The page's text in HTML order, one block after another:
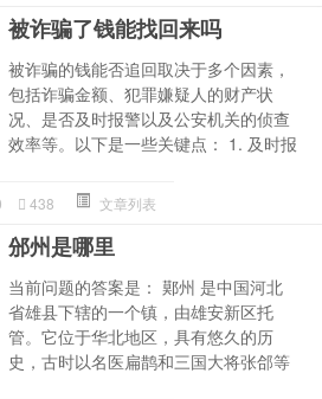
被诈骗了钱能找回来吗
被诈骗的钱能否追回取决于多个因素，
包括诈骗金额、犯罪嫌疑人的财产状
况、是否及时报警以及公安机关的侦查
效率等。以下是一些关键点： 1. 及时报
438 文章列表
邠州是哪里
当前问题的答案是： 鄚州 是中国河北
省雄县下辖的一个镇，由雄安新区托
管。它位于华北地区，具有悠久的历
史，古时以名医扁鹊和三国大将张郃等